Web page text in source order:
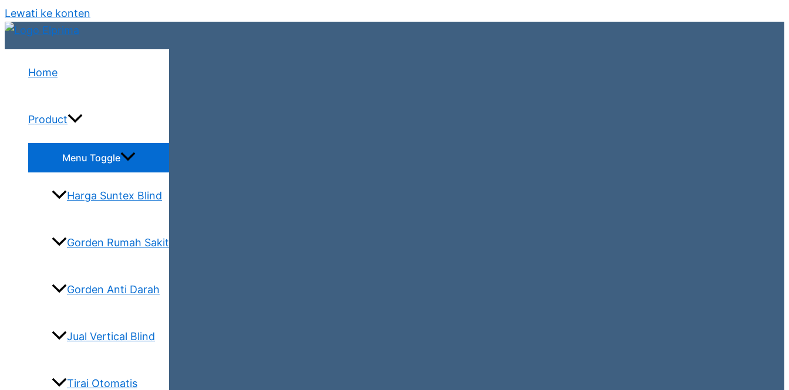
Lewati ke konten
Home
Product
Menu Toggle
Harga Suntex Blind
Gorden Rumah Sakit
Gorden Anti Darah
Jual Vertical Blind
Tirai Otomatis